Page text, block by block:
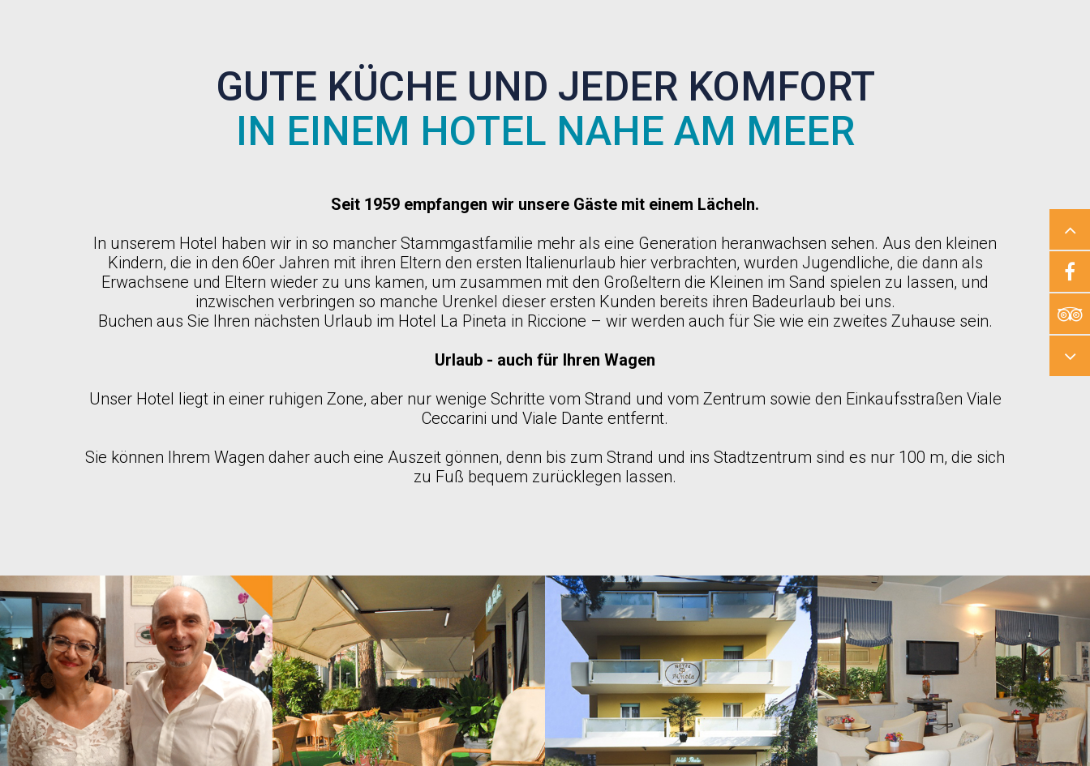
GUTE KÜCHE UND JEDER KOMFORT
IN EINEM HOTEL NAHE AM MEER
Seit 1959 empfangen wir unsere Gäste mit einem Lächeln.
In unserem Hotel haben wir in so mancher Stammgastfamilie mehr als eine Generation heranwachsen sehen. Aus den kleinen
Kindern, die in den 60er Jahren mit ihren Eltern den ersten Italienurlaub hier verbrachten, wurden Jugendliche, die dann als
Erwachsene und Eltern wieder zu uns kamen, um zusammen mit den Großeltern die Kleinen im Sand spielen zu lassen, und
inzwischen verbringen so manche Urenkel dieser ersten Kunden bereits ihren Badeurlaub bei uns.
Buchen aus Sie Ihren nächsten Urlaub im Hotel La Pineta in Riccione – wir werden auch für Sie wie ein zweites Zuhause sein.
Urlaub - auch für Ihren Wagen
Unser Hotel liegt in einer ruhigen Zone, aber nur wenige Schritte vom Strand und vom Zentrum sowie den Einkaufsstraßen Viale
Ceccarini und Viale Dante entfernt.
Sie können Ihrem Wagen daher auch eine Auszeit gönnen, denn bis zum Strand und ins Stadtzentrum sind es nur 100 m, die sich
zu Fuß bequem zurücklegen lassen.